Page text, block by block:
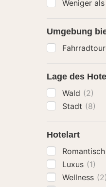
Weniger
Umgebung
Lage des
Wald (2)
Stadt (8)
Hotelart
Romantisch
Luxus (1)
Wellness (2)